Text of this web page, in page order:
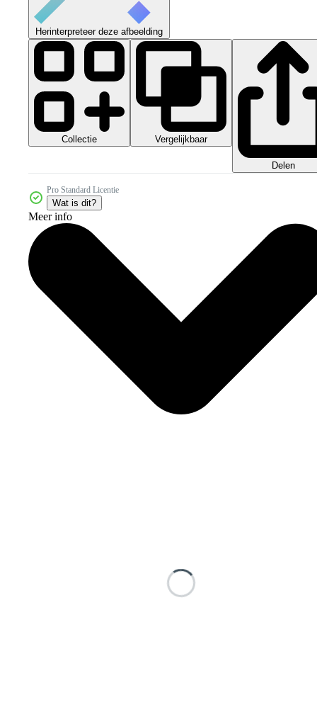
Herinterpreteer deze afbeelding
Collectie Vergelijkbaar
Delen
Pro Standard Licentie
Wat is dit?
Meer info